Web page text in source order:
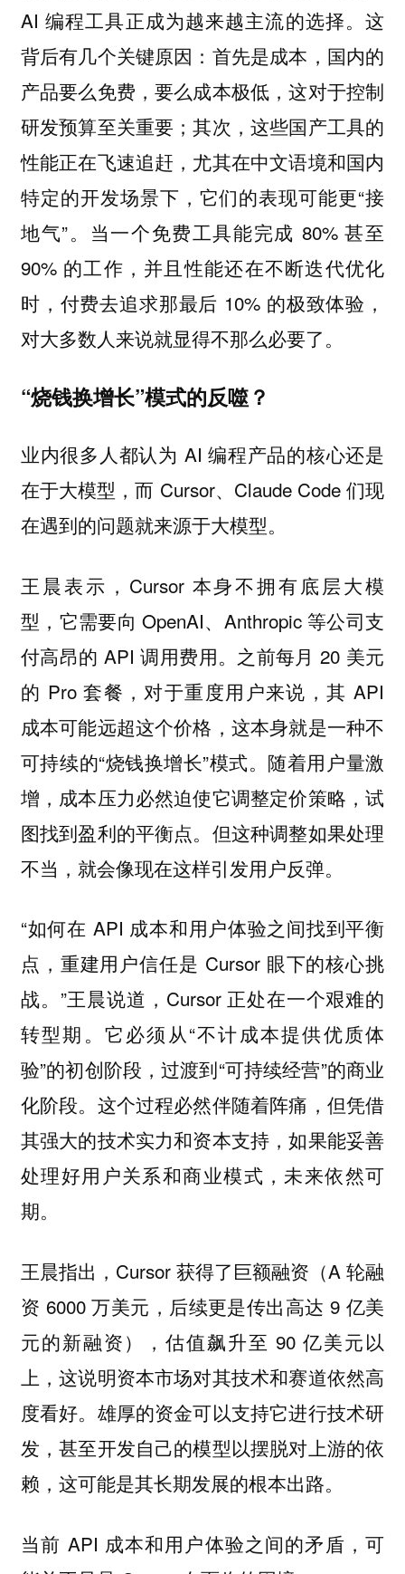
AI 编程工具正成为越来越主流的选择。这
背后有几个关键原因：首先是成本，国内的
产品要么免费，要么成本极低，这对于控制
研发预算至关重要；其次，这些国产工具的
性能正在飞速追赶，尤其在中文语境和国内
特定的开发场景下，它们的表现可能更“接
地气”。当一个免费工具能完成 80% 甚至
90% 的工作，并且性能还在不断迭代优化
时，付费去追求那最后 10% 的极致体验，
对大多数人来说就显得不那么必要了。
“烧钱换增长”模式的反噬？
业内很多人都认为 AI 编程产品的核心还是
在于大模型，而 Cursor、Claude Code 们现
在遇到的问题就来源于大模型。
王晨表示，Cursor 本身不拥有底层大模
型，它需要向 OpenAI、Anthropic 等公司支
付高昂的 API 调用费用。之前每月 20 美元
的 Pro 套餐，对于重度用户来说，其 API
成本可能远超这个价格，这本身就是一种不
可持续的“烧钱换增长”模式。随着用户量激
增，成本压力必然迫使它调整定价策略，试
图找到盈利的平衡点。但这种调整如果处理
不当，就会像现在这样引发用户反弹。
“如何在 API 成本和用户体验之间找到平衡
点，重建用户信任是 Cursor 眼下的核心挑
战。”王晨说道，Cursor 正处在一个艰难的
转型期。它必须从“不计成本提供优质体
验”的初创阶段，过渡到“可持续经营”的商业
化阶段。这个过程必然伴随着阵痛，但凭借
其强大的技术实力和资本支持，如果能妥善
处理好用户关系和商业模式，未来依然可
期。
王晨指出，Cursor 获得了巨额融资（A 轮融
资 6000 万美元，后续更是传出高达 9 亿美
元的新融资），估值飙升至 90 亿美元以
上，这说明资本市场对其技术和赛道依然高
度看好。雄厚的资金可以支持它进行技术研
发，甚至开发自己的模型以摆脱对上游的依
赖，这可能是其长期发展的根本出路。
当前 API 成本和用户体验之间的矛盾，可